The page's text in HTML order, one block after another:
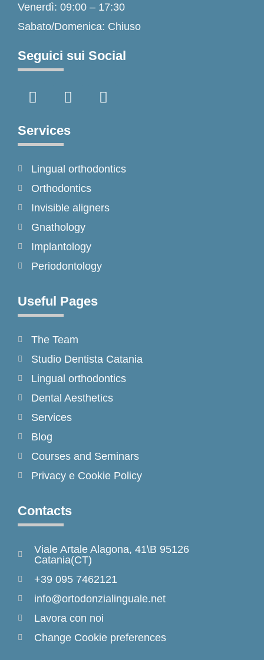
Venerdì: 09:00 – 17:30
Sabato/Domenica: Chiuso
Seguici sui Social
a
e
b
o
k
-
f
n
t
r
a
m
i
Services
Lingual orthodontics
Orthodontics
Invisible aligners
Gnathology
Implantology
Periodontology
Useful Pages
The Team
Studio Dentista Catania
Lingual orthodontics
Dental Aesthetics
Services
Blog
Courses and Seminars
Privacy e Cookie Policy
Contacts
Viale Artale Alagona, 41\B 95126
Catania(CT)
+39 095 7462121
info@ortodonzialinguale.net
Lavora con noi
Change Cookie preferences